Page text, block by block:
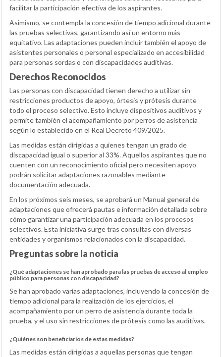
facilitar la participación efectiva de los aspirantes.
Asimismo, se contempla la concesión de tiempo adicional durante
las pruebas selectivas, garantizando así un entorno más
equitativo. Las adaptaciones pueden incluir también el apoyo de
asistentes personales o personal especializado en accesibilidad
para personas sordas o con discapacidades auditivas.
Derechos Reconocidos
Las personas con discapacidad tienen derecho a utilizar sin
restricciones productos de apoyo, órtesis y prótesis durante
todo el proceso selectivo. Esto incluye dispositivos auditivos y
permite también el acompañamiento por perros de asistencia
según lo establecido en el Real Decreto 409/2025.
Las medidas están dirigidas a quienes tengan un grado de
discapacidad igual o superior al 33%. Aquellos aspirantes que no
cuenten con un reconocimiento oficial pero necesiten apoyo
podrán solicitar adaptaciones razonables mediante
documentación adecuada.
En los próximos seis meses, se aprobará un Manual general de
adaptaciones que ofrecerá pautas e información detallada sobre
cómo garantizar una participación adecuada en los procesos
selectivos. Esta iniciativa surge tras consultas con diversas
entidades y organismos relacionados con la discapacidad.
Preguntas sobre la noticia
¿Qué adaptaciones se han aprobado para las pruebas de acceso al empleo
público para personas con discapacidad?
Se han aprobado varias adaptaciones, incluyendo la concesión de
tiempo adicional para la realización de los ejercicios, el
acompañamiento por un perro de asistencia durante toda la
prueba, y el uso sin restricciones de prótesis como las auditivas.
¿Quiénes son beneficiarios de estas medidas?
Las medidas están dirigidas a aquellas personas que tengan